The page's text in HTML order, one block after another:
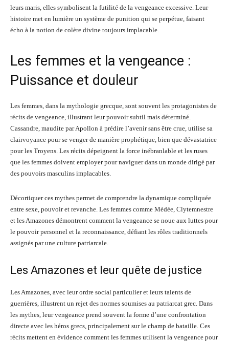
leurs maris, elles symbolisent la futilité de la vengeance excessive. Leur
histoire met en lumière un système de punition qui se perpétue, faisant
écho à la notion de colère divine toujours implacable.
Les femmes et la vengeance :
Puissance et douleur
Les femmes, dans la mythologie grecque, sont souvent les protagonistes de
récits de vengeance, illustrant leur pouvoir subtil mais déterminé.
Cassandre, maudite par Apollon à prédire l’avenir sans être crue, utilise sa
clairvoyance pour se venger de manière prophétique, bien que dévastatrice
pour les Troyens. Les récits dépeignent la force inébranlable et les ruses
que les femmes doivent employer pour naviguer dans un monde dirigé par
des pouvoirs masculins implacables.
Décortiquer ces mythes permet de comprendre la dynamique compliquée
entre sexe, pouvoir et revanche. Les femmes comme Médée, Clytemnestre
et les Amazones démontrent comment la vengeance se noue aux luttes pour
le pouvoir personnel et la reconnaissance, défiant les rôles traditionnels
assignés par une culture patriarcale.
Les Amazones et leur quête de justice
Les Amazones, avec leur ordre social particulier et leurs talents de
guerrières, illustrent un rejet des normes soumises au patriarcat grec. Dans
les mythes, leur vengeance prend souvent la forme d’une confrontation
directe avec les héros grecs, principalement sur le champ de bataille. Ces
récits mettent en évidence comment les femmes utilisent la vengeance pour